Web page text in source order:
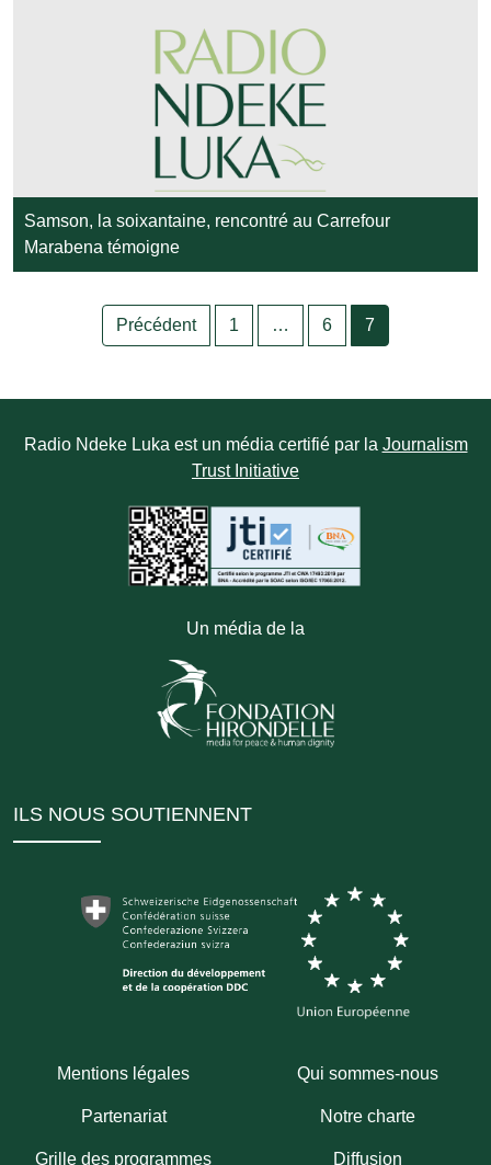
Samson, la soixantaine, rencontré au Carrefour
Marabena témoigne
Précédent 1 … 6 7
Radio Ndeke Luka est un média certifié par la Journalism
Trust Initiative
Un média de la
ILS NOUS SOUTIENNENT
Mentions légales Qui sommes-nous
Partenariat Notre charte
Grille des programmes Diffusion